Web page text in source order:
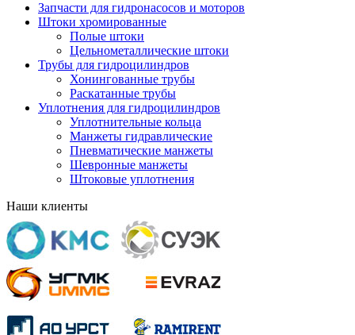
Запчасти для гидронасосов и моторов
Штоки хромированные
Полые штоки
Цельнометаллические штоки
Трубы для гидроцилиндров
Хонингованные трубы
Раскатанные трубы
Уплотнения для гидроцилиндров
Уплотнительные кольца
Манжеты гидравлические
Пневматические манжеты
Шевронные манжеты
Штоковые уплотнения
Наши клиенты